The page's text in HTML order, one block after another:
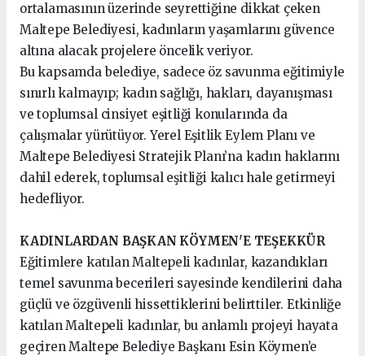
ortalamasının üzerinde seyrettiğine dikkat çeken
Maltepe Belediyesi, kadınların yaşamlarını güvence
altına alacak projelere öncelik veriyor.
Bu kapsamda belediye, sadece öz savunma eğitimiyle
sınırlı kalmayıp; kadın sağlığı, hakları, dayanışması
ve toplumsal cinsiyet eşitliği konularında da
çalışmalar yürütüyor. Yerel Eşitlik Eylem Planı ve
Maltepe Belediyesi Stratejik Planı’na kadın haklarını
dahil ederek, toplumsal eşitliği kalıcı hale getirmeyi
hedefliyor.
KADINLARDAN BAŞKAN KÖYMEN'E TEŞEKKÜR
Eğitimlere katılan Maltepeli kadınlar, kazandıkları
temel savunma becerileri sayesinde kendilerini daha
güçlü ve özgüvenli hissettiklerini belirttiler. Etkinliğe
katılan Maltepeli kadınlar, bu anlamlı projeyi hayata
geçiren Maltepe Belediye Başkanı Esin Köymen’e